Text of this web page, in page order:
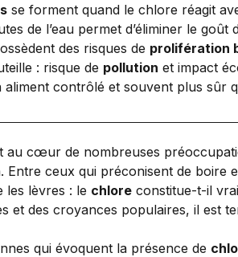
se forment quand le chlore réagit
de l’eau permet d’éliminer le
des risques de prolifération
: risque de pollution et impact
aliment contrôlé et souvent plus sûr
au cœur de nombreuses
ceux qui préconisent de boire
les lèvres : le chlore constitue-t-il
et des croyances populaires, il est
qui évoquent la présence de